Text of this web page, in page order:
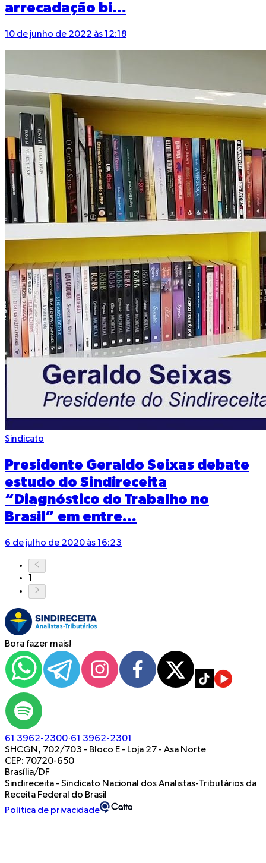
arrecadação bi...
10 de junho de 2022 às 12:18
Sindicato
Presidente Geraldo Seixas debate
estudo do Sindireceita
“Diagnóstico do Trabalho no
Brasil” em entre...
6 de julho de 2020 às 16:23
1
Bora fazer mais!
61 3962-2300·61 3962-2301
SHCGN, 702/703 - Bloco E - Loja 27 - Asa Norte
CEP: 70720-650
Brasília/DF
Sindireceita - Sindicato Nacional dos Analistas-Tributários da
Receita Federal do Brasil
Política de privacidade